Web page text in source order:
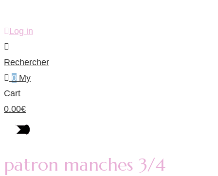
Log in
Rechercher
0 My
Cart
0.00€
patron manches 3/4